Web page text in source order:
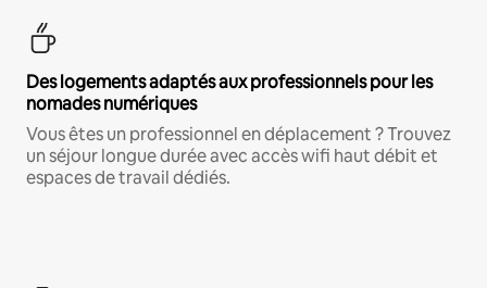
Des logements adaptés aux professionnels pour les
nomades numériques
Vous êtes un professionnel en déplacement ? Trouvez
un séjour longue durée avec accès wifi haut débit et
espaces de travail dédiés.